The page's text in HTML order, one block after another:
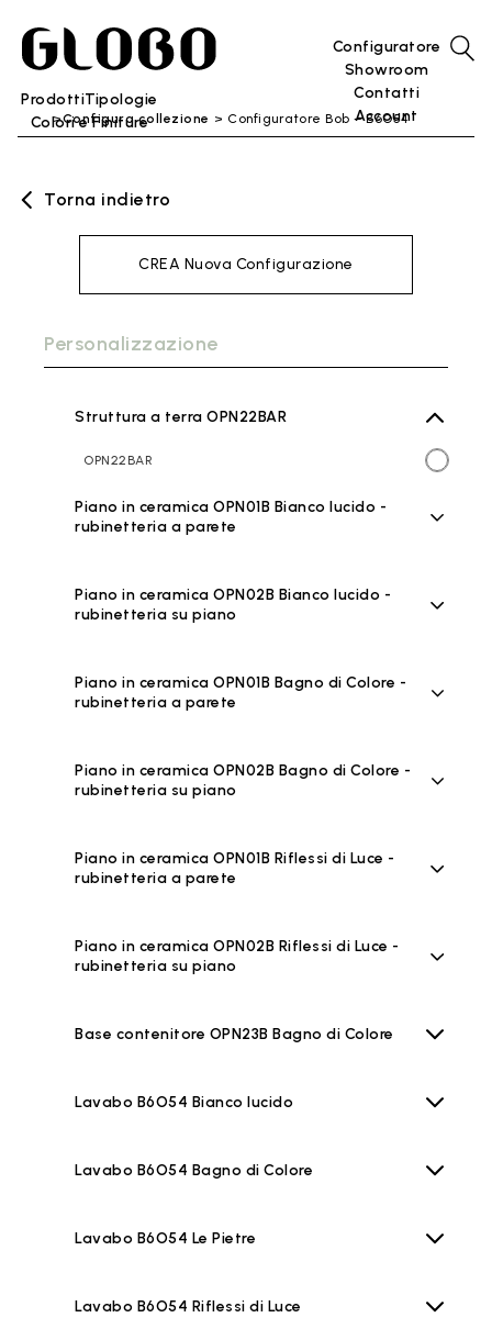
ProdottiTipologie
Colori e Finiture
Configuratore
Showroom
Contatti
Account
Configura collezione Configuratore Bob – B6O54
Torna indietro
CREA Nuova Configurazione
Personalizzazione
Struttura a terra OPN22BAR
OPN22BAR
Piano in ceramica OPN01B Bianco lucido -
rubinetteria a parete
Piano in ceramica OPN02B Bianco lucido -
rubinetteria su piano
Piano in ceramica OPN01B Bagno di Colore -
rubinetteria a parete
Piano in ceramica OPN02B Bagno di Colore -
rubinetteria su piano
Piano in ceramica OPN01B Riflessi di Luce -
rubinetteria a parete
Piano in ceramica OPN02B Riflessi di Luce -
rubinetteria su piano
Base contenitore OPN23B Bagno di Colore
Lavabo B6O54 Bianco lucido
Lavabo B6O54 Bagno di Colore
Lavabo B6O54 Le Pietre
Lavabo B6O54 Riflessi di Luce